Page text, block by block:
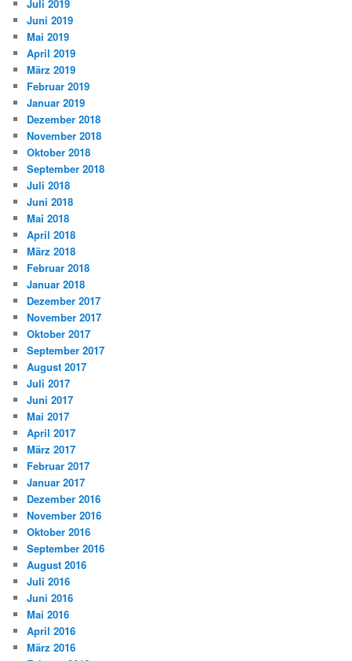
Juli 2019
Juni 2019
Mai 2019
April 2019
März 2019
Februar 2019
Januar 2019
Dezember 2018
November 2018
Oktober 2018
September 2018
Juli 2018
Juni 2018
Mai 2018
April 2018
März 2018
Februar 2018
Januar 2018
Dezember 2017
November 2017
Oktober 2017
September 2017
August 2017
Juli 2017
Juni 2017
Mai 2017
April 2017
März 2017
Februar 2017
Januar 2017
Dezember 2016
November 2016
Oktober 2016
September 2016
August 2016
Juli 2016
Juni 2016
Mai 2016
April 2016
März 2016